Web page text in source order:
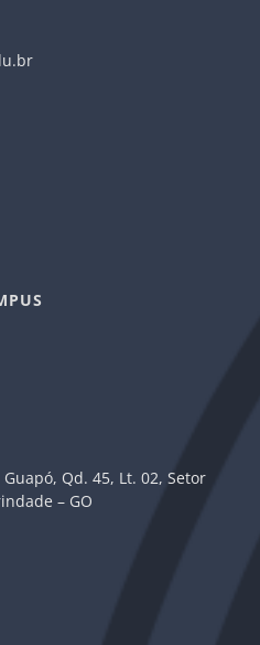
Qd. 45, Lt. 02, Setor
– GO